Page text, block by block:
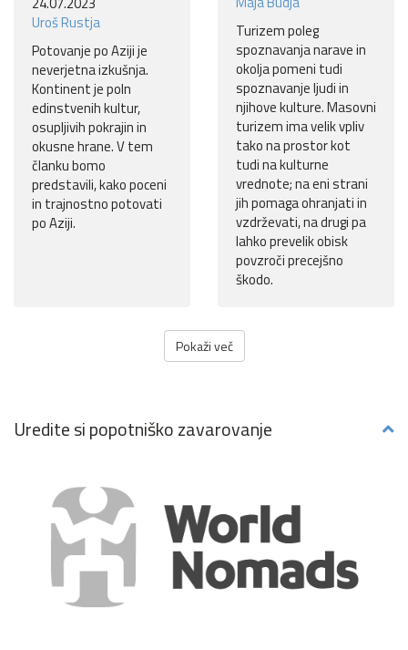
Uroš Rustja
Potovanje po Aziji je
neverjetna izkušnja.
Kontinent je poln
edinstvenih kultur,
osupljivih pokrajin in
okusne hrane. V tem
članku bomo
predstavili, kako poceni
in trajnostno potovati
po Aziji.
Turizem poleg
spoznavanja narave in
okolja pomeni tudi
spoznavanje ljudi in
njihove kulture. Masovni
turizem ima velik vpliv
tako na prostor kot
tudi na kulturne
vrednote; na eni strani
jih pomaga ohranjati in
vzdrževati, na drugi pa
lahko prevelik obisk
povzroči precejšno
škodo.
Pokaži več
Uredite si popotniško zavarovanje